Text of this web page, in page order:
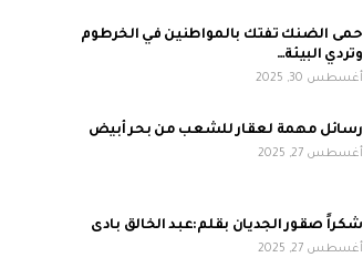
حمى الضنك تفتك بالمواطنين في الخرطوم
وتردي البيئة…
أغسطس 30, 2025
رسائل مهمة لعقار للشعب من بحر أبيض
أغسطس 27, 2025
شكراً صقور الجديان بقلم:عبد الخالق بادى
أغسطس 27, 2025